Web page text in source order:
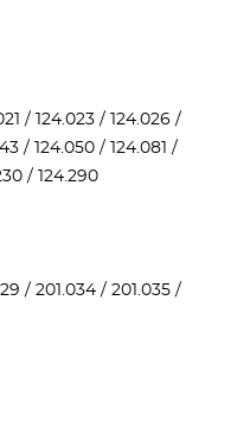
/ 124.023 / 124.026 /
/ 124.050 / 124.081 /
/ 124.290
/ 201.034 / 201.035 /